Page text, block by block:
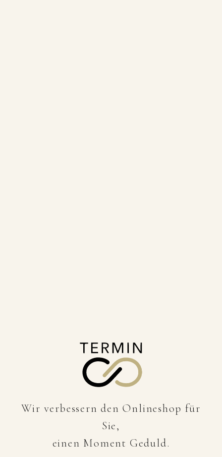
Wir verbessern den Onlineshop für
Sie,
einen Moment Geduld.